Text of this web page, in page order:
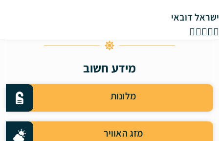
ישראל דובאי

מידע חשוב
מלונות
מזג האוויר